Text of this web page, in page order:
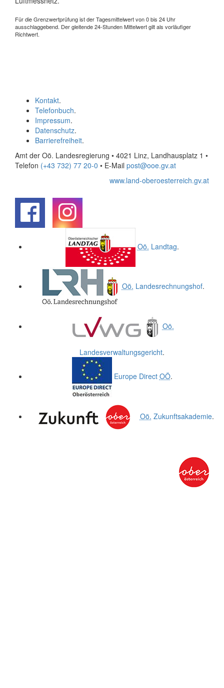
Für die Grenzwertprüfung ist der Tagesmittelwert von 0 bis 24 Uhr
ausschlaggebend. Der gleitende 24-Stunden Mittelwert gilt als vorläufiger
Richtwert.
Kontakt.
Telefonbuch.
Impressum.
Datenschutz.
Barrierefreiheit.
Amt der Oö. Landesregierung • 4021 Linz, Landhausplatz 1 •
Telefon (+43 732) 77 20-0 • E-Mail post@ooe.gv.at
www.land-oberoesterreich.gv.at
Oö. Landtag.
Oö. Landesrechnungshof.
Oö.
Landesverwaltungsgericht.
Europe Direct OÖ.
Oö. Zukunftsakademie.